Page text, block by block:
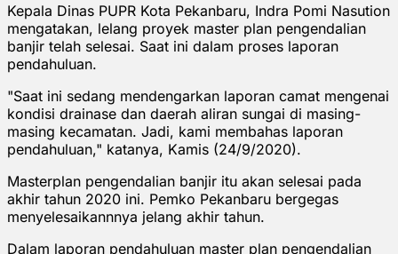
Kepala Dinas PUPR Kota Pekanbaru, Indra Pomi Nasution
mengatakan, lelang proyek master plan pengendalian
banjir telah selesai. Saat ini dalam proses laporan
pendahuluan.
"Saat ini sedang mendengarkan laporan camat mengenai
kondisi drainase dan daerah aliran sungai di masing-
masing kecamatan. Jadi, kami membahas laporan
pendahuluan," katanya, Kamis (24/9/2020).
Masterplan pengendalian banjir itu akan selesai pada
akhir tahun 2020 ini. Pemko Pekanbaru bergegas
menyelesaikannnya jelang akhir tahun.
Dalam laporan pendahuluan master plan pengendalian